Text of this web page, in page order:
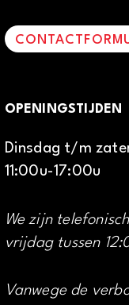
OPENINGSTIJDEN
Dinsdag t/m
11:00u-17:00u
We zijn
vrijdag tussen
Vanwege de